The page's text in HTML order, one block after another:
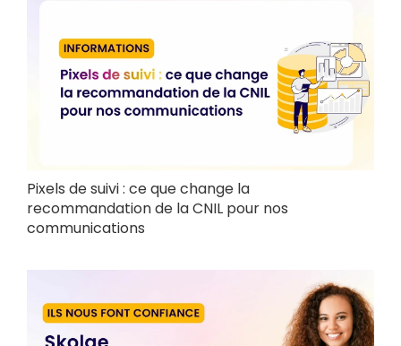
Pixels de suivi : ce que change la
recommandation de la CNIL pour nos
communications